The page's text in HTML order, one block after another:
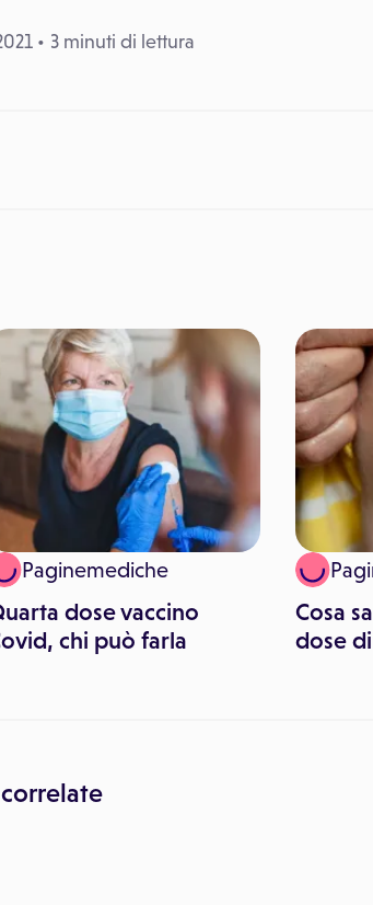
3 minuti di lettura
Paginemediche
dose vaccino
chi può farla
Cosa
dose